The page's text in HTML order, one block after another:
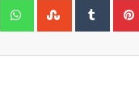
LinkedIn WhatsappStumbleUpon
Tumblr